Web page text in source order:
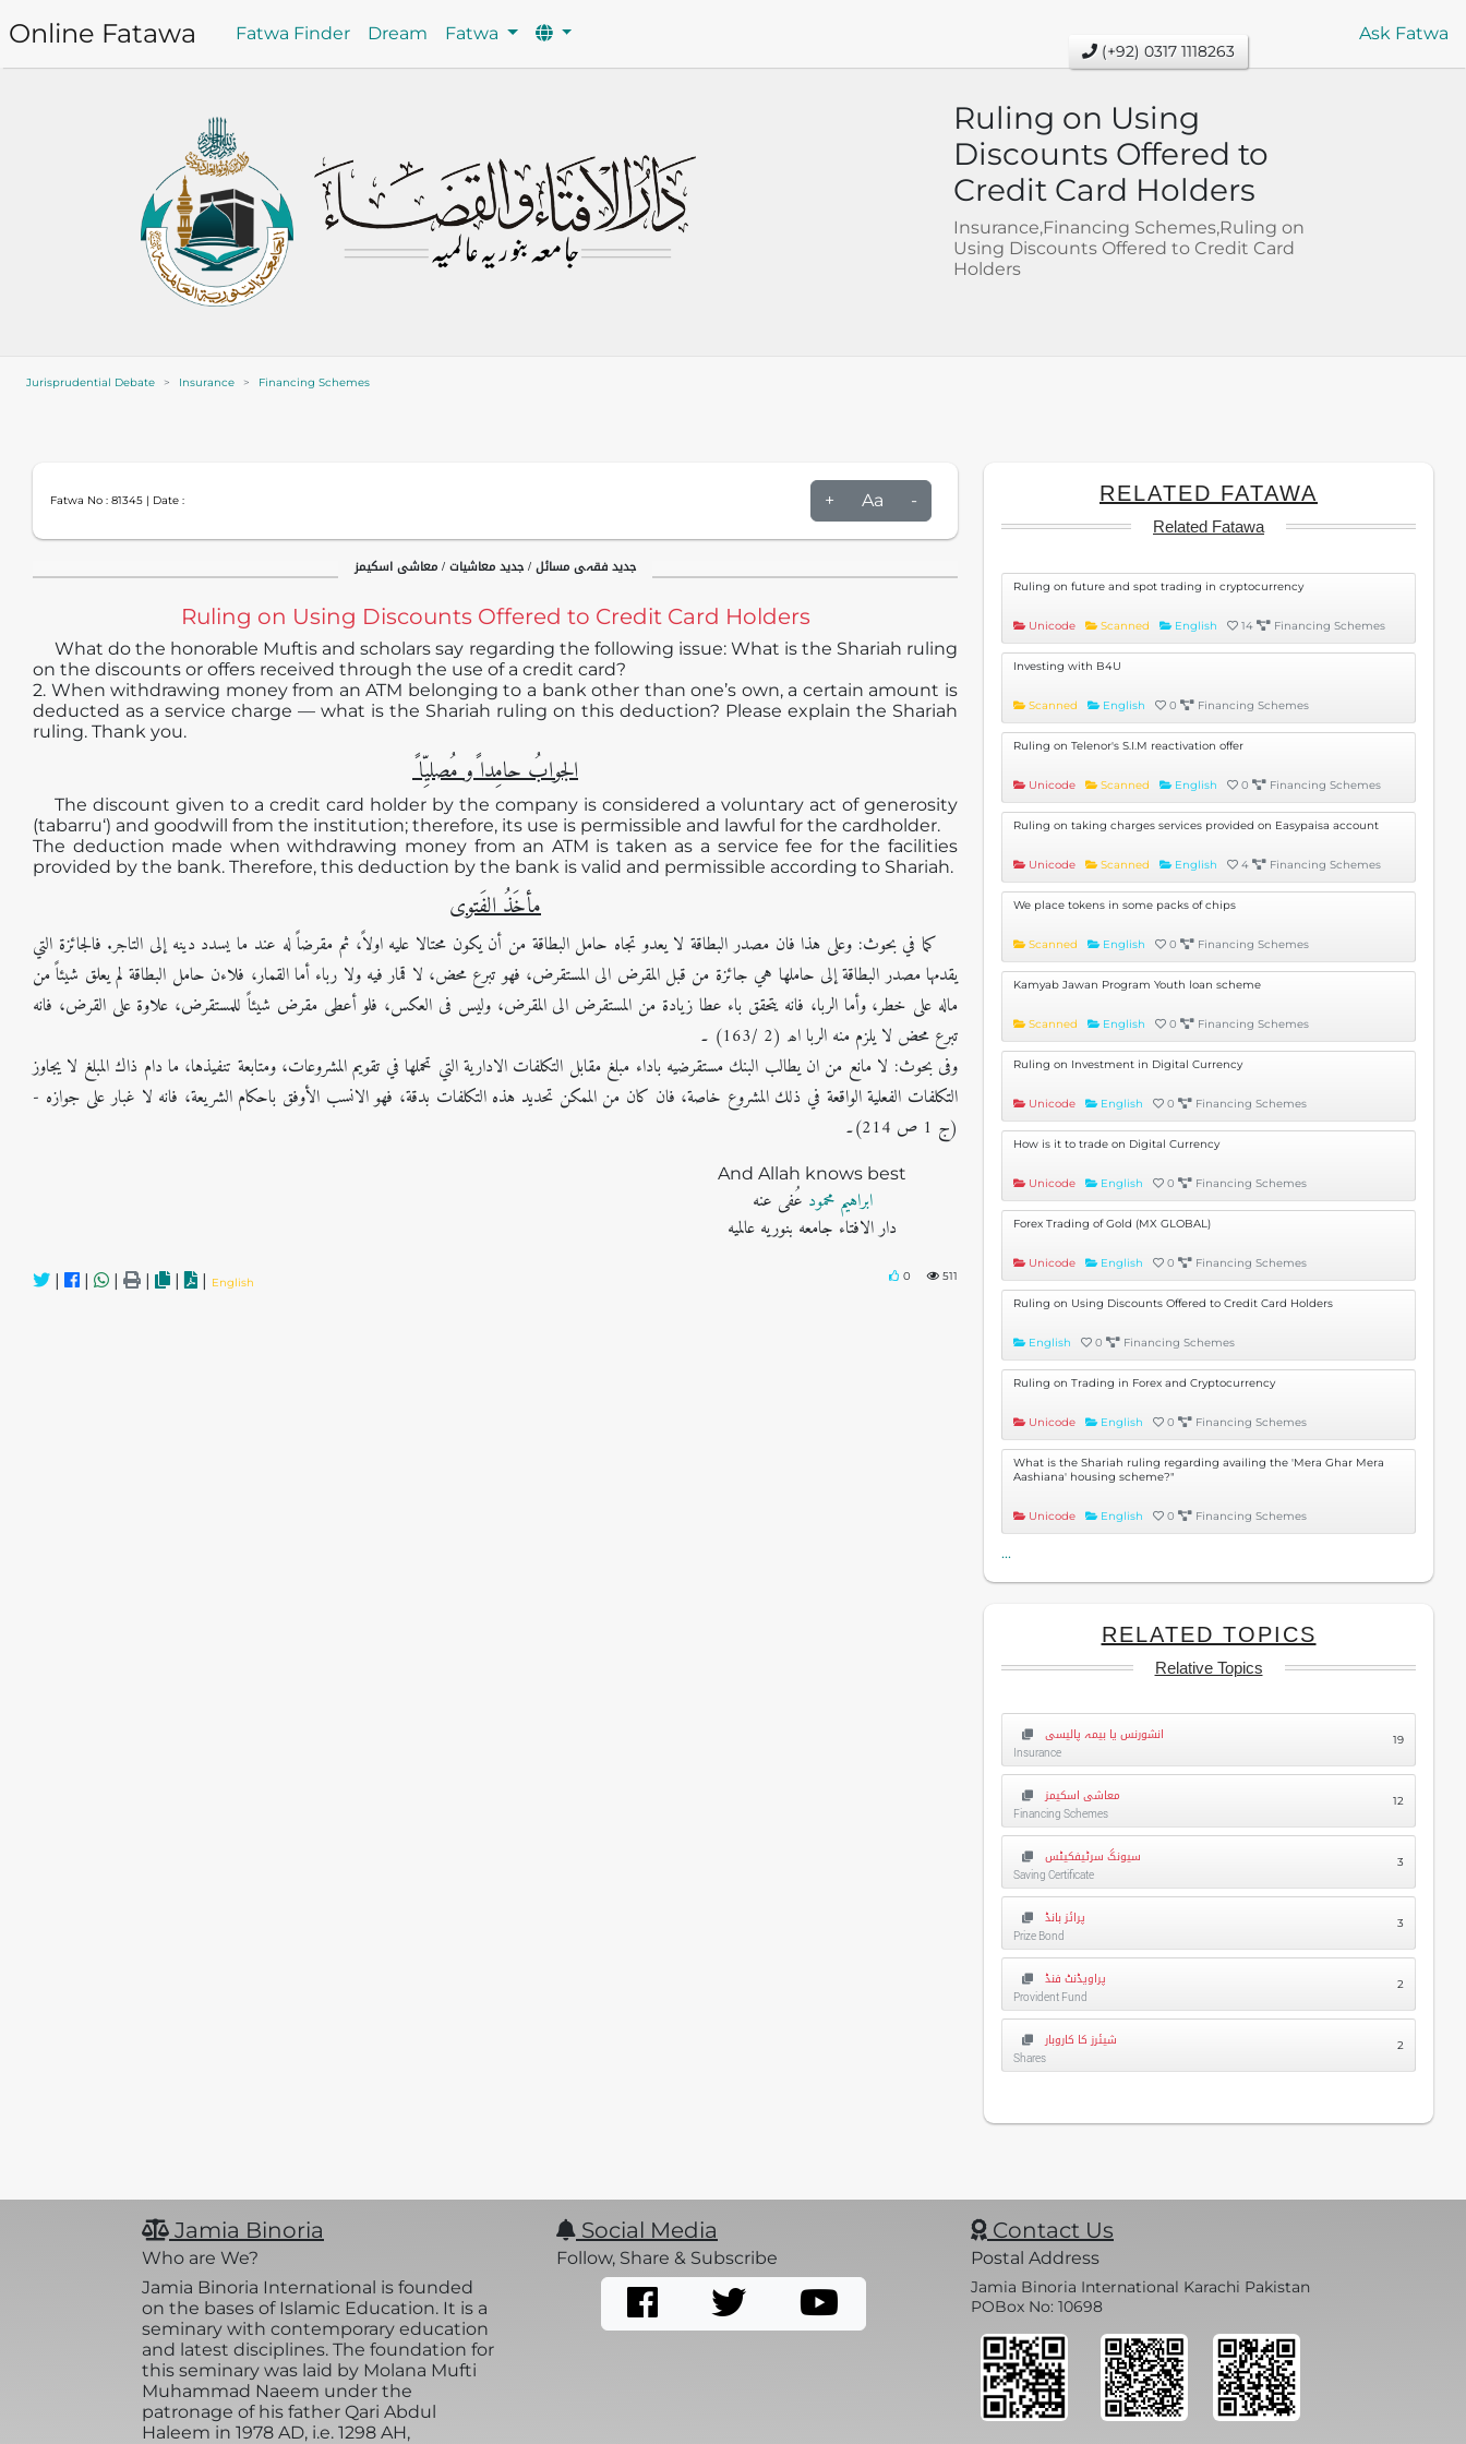
Online Fatawa Fatwa Finder Dream Fatwa Ask Fatwa
(+92) 0317 1118263
Ruling on Using
Discounts Offered to
Credit Card Holders
Insurance,Financing Schemes,Ruling on
Using Discounts Offered to Credit Card
Holders
Jurisprudential Debate Insurance Financing Schemes
Fatwa No : 81345 | Date : + Aa -
جدید فقہی مسائل / جدید معاشیات / معاشی اسکیمز
Ruling on Using Discounts Offered to Credit Card Holders
What do the honorable Muftis and scholars say regarding the following issue: What is the Shariah ruling
on the discounts or offers received through the use of a credit card?
2. When withdrawing money from an ATM belonging to a bank other than one’s own, a certain amount is
deducted as a service charge — what is the Shariah ruling on this deduction? Please explain the Shariah
ruling. Thank you.
الجوابُ حامِدا ًو مُصلیِّا ً
The discount given to a credit card holder by the company is considered a voluntary act of generosity
(tabarru‘) and goodwill from the institution; therefore, its use is permissible and lawful for the cardholder.
The deduction made when withdrawing money from an ATM is taken as a service fee for the facilities
provided by the bank. Therefore, this deduction by the bank is valid and permissible according to Shariah.
مأخَذُ الفَتوی
كما في بحوث: وعلى هذا فان مصدر البطاقة لا يعدو تجاه حامل البطاقة من أن يكون محتالا عليه اولاً، ثم مقرضاً له عند ما يسدد دينه إلى التاجر. فالجائزة التي
يقدمها مصدر البطاقة إلى حاملها هي جائزة من قبل المقرض الى المستقرض، فهو تبرع محض، لا قمار فيه ولا رباء أما القمار، فلاءن حامل البطاقة لم يعلق شيئاً من
ماله على خطر، وأما الربا، فانه يتحقق باء عطا زيادة من المستقرض الى المقرض، وليس فى العكس، فلو أعطى مقرض شيئاً للمستقرض، علاوة على القرض، فانه
تبرع محض لا يلزم منه الربا اھ (2 /163) ۔
وفى بحوث: لا مانع من ان يطالب البنك مستقرضيه باداء مبلغ مقابل التكلفات الادارية التي تحملها في تقويم المشروعات، ومتابعة تنفيذها، ما دام ذاك المبلغ لا يجاوز
التكلفات الفعلية الواقعة في ذلك المشروع خاصة، فان كان من الممكن تحديد هذه التكلفات بدقة، فهو الانسب الأوفق باحكام الشريعة، فانه لا غبار على جوازه -
(ج 1 ص 214)۔
And Allah knows best
ابراہیم محمود عُفی عنه
دار الافتاء جامعه بنوریه عالمیه
| | | | | | English 0 511
RELATED FATAWA
Related Fatawa
Ruling on future and spot trading in cryptocurrency
Unicode Scanned English 14 Financing Schemes
Investing with B4U
Scanned English 0 Financing Schemes
Ruling on Telenor's S.I.M reactivation offer
Unicode Scanned English 0 Financing Schemes
Ruling on taking charges services provided on Easypaisa account
Unicode Scanned English 4 Financing Schemes
We place tokens in some packs of chips
Scanned English 0 Financing Schemes
Kamyab Jawan Program Youth loan scheme
Scanned English 0 Financing Schemes
Ruling on Investment in Digital Currency
Unicode English 0 Financing Schemes
How is it to trade on Digital Currency
Unicode English 0 Financing Schemes
Forex Trading of Gold (MX GLOBAL)
Unicode English 0 Financing Schemes
Ruling on Using Discounts Offered to Credit Card Holders
English 0 Financing Schemes
Ruling on Trading in Forex and Cryptocurrency
Unicode English 0 Financing Schemes
What is the Shariah ruling regarding availing the 'Mera Ghar Mera
Aashiana' housing scheme?"
Unicode English 0 Financing Schemes
...
RELATED TOPICS
Relative Topics
انشورنس یا بیمہ پالیسی
Insurance
19
معاشی اسکیمز
Financing Schemes
12
سیونگ سرٹیفکیٹس
Saving Certificate
3
پرائز بانڈ
Prize Bond
3
پراویڈنٹ فنڈ
Provident Fund
2
شیئرز کا کاروبار
Shares
2
Jamia Binoria
Who are We?
Jamia Binoria International is founded
on the bases of Islamic Education. It is a
seminary with contemporary education
and latest disciplines. The foundation for
this seminary was laid by Molana Mufti
Muhammad Naeem under the
patronage of his father Qari Abdul
Haleem in 1978 AD, i.e. 1298 AH,
Social Media
Follow, Share & Subscribe
Contact Us
Postal Address
Jamia Binoria International Karachi Pakistan
POBox No: 10698